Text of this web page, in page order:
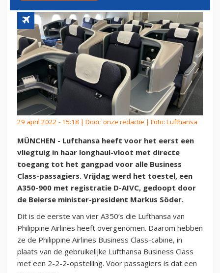
29 april 2022 - 15:18 | Door: onze redactie | Foto: Lufthansa
MÜNCHEN - Lufthansa heeft voor het eerst een
vliegtuig in haar longhaul-vloot met directe
toegang tot het gangpad voor alle Business
Class-passagiers. Vrijdag werd het toestel, een
A350-900 met registratie D-AIVC, gedoopt door
de Beierse minister-president Markus Söder.
Dit is de eerste van vier A350’s die Lufthansa van
Philippine Airlines heeft overgenomen. Daarom hebben
ze de Philippine Airlines Business Class-cabine, in
plaats van de gebruikelijke Lufthansa Business Class
met een 2-2-2-opstelling. Voor passagiers is dat een